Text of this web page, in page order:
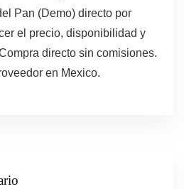
Pan (Demo) directo por
el precio, disponibilidad y
directo sin comisiones.
en Mexico.